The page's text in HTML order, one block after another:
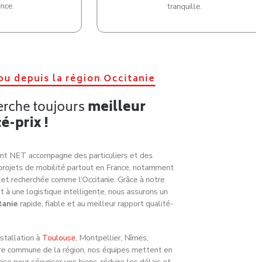
tranquille.
depuis la région Occitanie
toujours meilleur
prix !
NET accompagne des particuliers et des
de mobilité partout en France, notamment
recherchée comme l’Occitanie. Grâce à notre
à une logistique intelligente, nous assurons un
rapide, fiable et au meilleur rapport qualité-
à Toulouse, Montpellier, Nîmes,
commune de la région, nos équipes mettent en